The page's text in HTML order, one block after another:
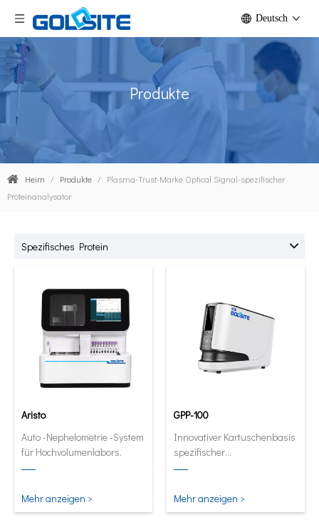
Deutsch
Produkte
Heim / Produkte /
Plasma-Trust-Marke Optical Signal-spezifischer
Proteinanalysator
Spezifisches Protein
Aristo
Auto -Nephelometrie -System
für Hochvolumenlabors.
Mehr anzeigen >
GPP-100
Innovativer Kartuschenbasis
spezifischer
Proteinanalysator. Full
quantitative Analysator in
seiner kleinsten und
Mehr anzeigen >